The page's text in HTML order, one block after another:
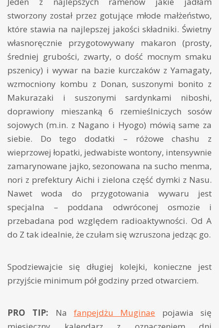
stworzony został przez gotujące młode małżeństwo,
które stawia na najlepszej jakości składniki. Świetny
własnoręcznie przygotowywany makaron (prosty,
średniej grubości, zwarty, o dość mocnym smaku
pszenicy) i wywar na bazie kurczaków z Yamagaty,
wzmocniony kombu z Donan, suszonymi bonito z
Makurazaki i suszonymi sardynkami niboshi,
doprawiony mieszanką 6 rzemieślniczych sosów
sojowych (m.in. z Nagano i Hyogo) mówią same za
siebie. Do tego dodatki – różowe chashu z
wieprzowej łopatki, jedwabiste wontony, intensywnie
zamarynowane jajko, sezonowana na sucho menma,
nori z prefektury Aichi i zielona część dymki z Nasu.
Nawet woda do przygotowania wywaru jest
specjalna – poddana odwróconej osmozie i
przebadana pod względem radioaktywności. Od A
do Z tak idealnie, że czułam się wzruszona jedząc go.
Spodziewajcie się długiej kolejki, konieczne jest
przyjście minimum pół godziny przed otwarciem.
PRO TIP: Nafanpejdżu Muginae pojawia się